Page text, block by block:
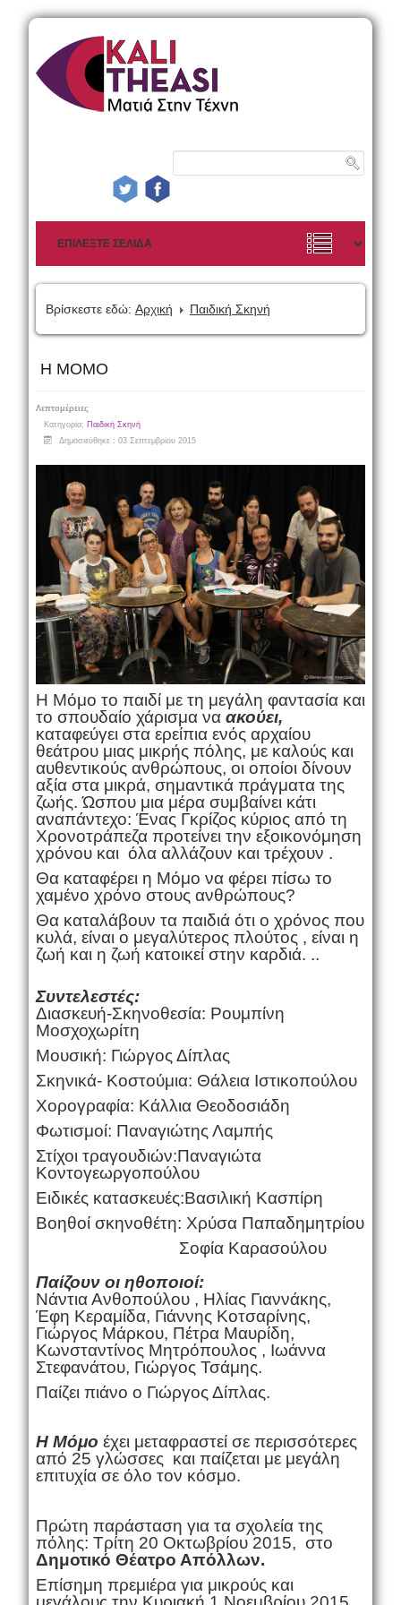
Βρίσκεστε εδώ: Αρχική Παιδική Σκηνή
Η ΜΟΜΟ
Λεπτομέρειες
Κατηγορία: Παιδική Σκηνή
Δημοσιεύθηκε : 03 Σεπτεμβρίου 2015
Η Μόμο το παιδί με τη μεγάλη φαντασία και
το σπουδαίο χάρισμα να ακούει,
καταφεύγει στα ερείπια ενός αρχαίου
θεάτρου μιας μικρής πόλης, με καλούς και
αυθεντικούς ανθρώπους, οι οποίοι δίνουν
αξία στα μικρά, σημαντικά πράγματα της
ζωής. Ώσπου μια μέρα συμβαίνει κάτι
αναπάντεχο: Ένας Γκρίζος κύριος από τη
Χρονοτράπεζα προτείνει την εξοικονόμηση
χρόνου και όλα αλλάζουν και τρέχουν .
Θα καταφέρει η Μόμο να φέρει πίσω το
χαμένο χρόνο στους ανθρώπους?
Θα καταλάβουν τα παιδιά ότι ο χρόνος που
κυλά, είναι ο μεγαλύτερος πλούτος , είναι η
ζωή και η ζωή κατοικεί στην καρδιά. ..
Συντελεστές:
Διασκευή-Σκηνοθεσία: Ρουμπίνη
Μοσχοχωρίτη
Μουσική: Γιώργος Δίπλας
Σκηνικά- Κοστούμια: Θάλεια Ιστικοπούλου
Χορογραφία: Κάλλια Θεοδοσιάδη
Φωτισμοί: Παναγιώτης Λαμπής
Στίχοι τραγουδιών:Παναγιώτα
Κοντογεωργοπούλου
Ειδικές κατασκευές:Βασιλική Κασπίρη
Βοηθοί σκηνοθέτη: Χρύσα Παπαδημητρίου
Σοφία Καρασούλου
Παίζουν οι ηθοποιοί:
ΝάντιαΑνθοπούλου , Ηλίας Γιαννάκης,
Έφη Κεραμίδα, Γιάννης Κοτσαρίνης,
Γιώργος Μάρκου, Πέτρα Μαυρίδη,
Κωνσταντίνος Μητρόπουλος , Ιωάννα
Στεφανάτου, Γιώργος Τσάμης.
Παίζει πιάνο ο Γιώργος Δίπλας.
Η Μόμο έχει μεταφραστεί σε περισσότερες
από 25 γλώσσες και παίζεται με μεγάλη
επιτυχία σε όλο τον κόσμο.
Πρώτη παράσταση για τα σχολεία της
πόλης: Τρίτη 20 Οκτωβρίου 2015, στο
Δημοτικό Θέατρο Απόλλων.
Επίσημη πρεμιέρα για μικρούς και